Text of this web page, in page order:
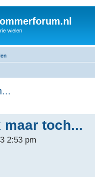
wielen
toch...
2:53 pm